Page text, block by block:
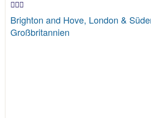
Brighton and Hove, London &
Großbritannien